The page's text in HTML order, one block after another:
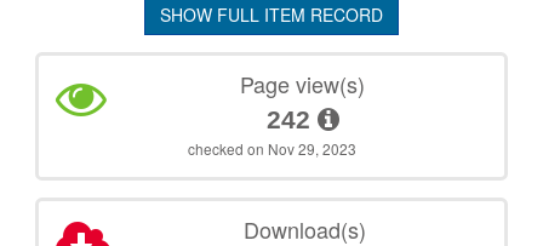
SHOW FULL ITEM RECORD
Page view(s)
242
checked on Nov 29, 2023
Download(s)